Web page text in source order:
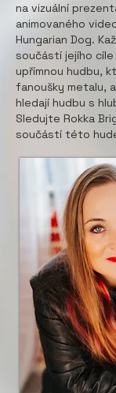
na vizuální
animovaného
Hungarian Dog.
součástí jejího
upřímnou hudbu,
fanoušky metalu,
hledají hudbu s
Sledujte Rokka
součástí této